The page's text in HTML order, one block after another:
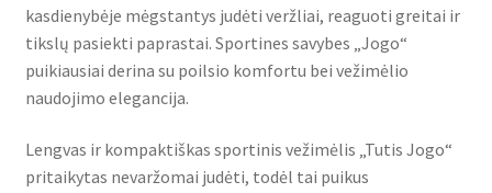
kasdienybėje mėgstantys judėti veržliai, reaguoti greitai ir
tikslų pasiekti paprastai. Sportines savybes „Jogo“
puikiausiai derina su poilsio komfortu bei vežimėlio
naudojimo elegancija.
Lengvas ir kompaktiškas sportinis vežimėlis „Tutis Jogo“
pritaikytas nevaržomai judėti, todėl tai puikus